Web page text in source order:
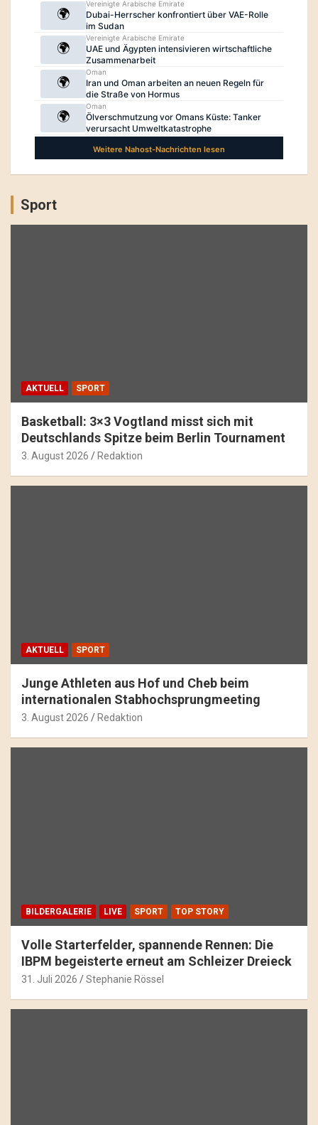
Sport
AKTUELL SPORT
Basketball: 3×3 Vogtland misst sich mit
Deutschlands Spitze beim Berlin Tournament
3. August 2026 Redaktion
AKTUELL SPORT
Junge Athleten aus Hof und Cheb beim
internationalen Stabhochsprungmeeting
3. August 2026 Redaktion
BILDERGALERIE LIVE SPORT TOP STORY
Volle Starterfelder, spannende Rennen: Die
IBPM begeisterte erneut am Schleizer Dreieck
31. Juli 2026 Stephanie Rössel